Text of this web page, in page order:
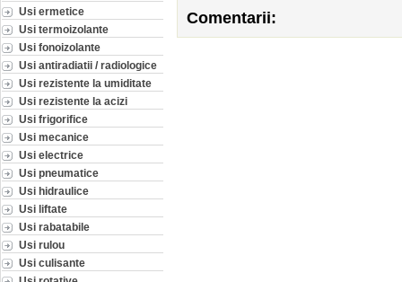
Usi ermetice
Usi termoizolante
Usi fonoizolante
Usi antiradiatii / radiologice
Usi rezistente la umiditate
Usi rezistente la acizi
Usi frigorifice
Usi mecanice
Usi electrice
Usi pneumatice
Usi hidraulice
Usi liftate
Usi rabatabile
Usi rulou
Usi culisante
Comentarii: